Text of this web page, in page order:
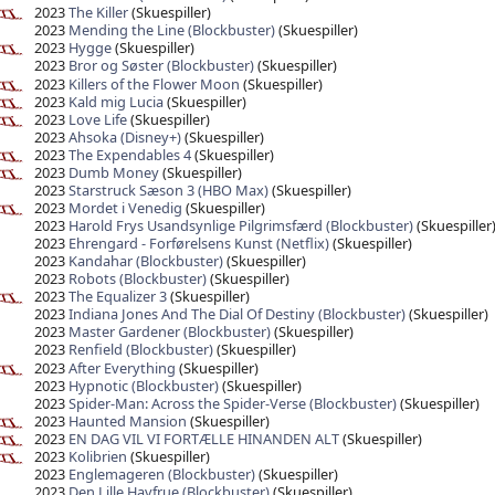
2023The Killer(Skuespiller)
2023 Mending the Line (Blockbuster)(Skuespiller)
2023 Hygge(Skuespiller)
2023 Bror og Søster (Blockbuster)(Skuespiller)
2023 Killers of the Flower Moon (Skuespiller)
2023 Kald mig Lucia(Skuespiller)
2023 Love Life(Skuespiller)
2023Ahsoka (Disney+)(Skuespiller)
2023The Expendables 4(Skuespiller)
2023 Dumb Money(Skuespiller)
2023Starstruck Sæson 3 (HBO Max)(Skuespiller)
2023 Mordet i Venedig (Skuespiller)
2023 Harold Frys Usandsynlige Pilgrimsfærd (Blockbuster)(Skuespiller)
2023 Ehrengard - Forførelsens Kunst (Netflix)(Skuespiller)
2023 Kandahar (Blockbuster)(Skuespiller)
2023 Robots (Blockbuster)(Skuespiller)
2023The Equalizer 3(Skuespiller)
2023Indiana Jones And The Dial Of Destiny (Blockbuster)(Skuespiller)
2023 Master Gardener (Blockbuster)(Skuespiller)
2023 Renfield (Blockbuster)(Skuespiller)
2023After Everything (Skuespiller)
2023 Hypnotic (Blockbuster)(Skuespiller)
2023Spider-Man: Across the Spider-Verse (Blockbuster)(Skuespiller)
2023 Haunted Mansion (Skuespiller)
2023 EN DAG VIL VI FORTÆLLE HINANDEN ALT(Skuespiller)
2023 Kolibrien (Skuespiller)
2023 Englemageren (Blockbuster)(Skuespiller)